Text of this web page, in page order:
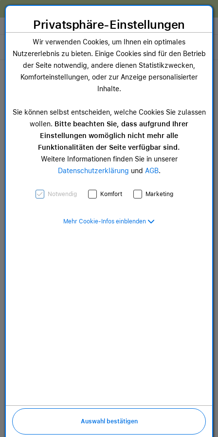
Zum Inhalt springen [AK + 0]
Zum Hauptmenü springen [AK + 1]
Zum Widget-Menü rechts springen [AK + 2]
Zum Hauptmenü springen [AK + 3]
Zum Hauptmenü (oben rechts) springen [AK + 4]
Zum Hauptmenü (unten rechts) springen [AK + 5]
Zum Hauptmenü (zentriert) springen [AK + 6]
Zum Meta-Menü oben (links) springen [AK + 7]
Zu den Inhalten im Fußbereich springen [AK + 8]
Store auswählen
Toggle navigation
Dein Warenkorb
Noch keine Artikel im Einkaufswagen.
Wir konnten
bedauerlicherweise keinen
Eintrag finden
Privatsphäre-Einstellungen
Wir verwenden Cookies, um Ihnen ein optimales
Nutzererlebnis zu bieten. Einige Cookies sind für den Betrieb
der Seite notwendig, andere dienen Statistikzwecken,
Komforteinstellungen, oder zur Anzeige personalisierter
Inhalte.
Sie können selbst entscheiden, welche Cookies Sie zulassen
wollen. Bitte beachten Sie, dass aufgrund Ihrer
Einstellungen womöglich nicht mehr alle
Funktionalitäten der Seite verfügbar sind.
Weitere Informationen finden Sie in unserer
Datenschutzerklärung und AGB.
Notwendig Komfort Marketing
Mehr Cookie-Infos einblenden
Auswahl bestätigen